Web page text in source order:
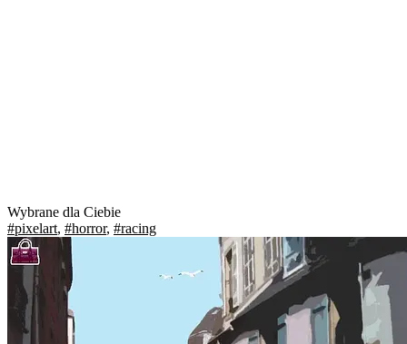
Wybrane dla Ciebie
#pixelart, #horror, #racing